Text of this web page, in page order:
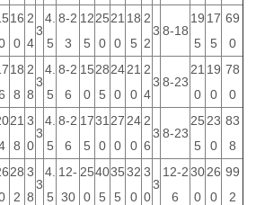
16
0
2
4
3
4.
5
8-2
3
12
5
25
0
21
0
18
5
2
2
3 8-18
19
5
17
5
69
0
18
8
2
8
3
4.
5
8-2
6
15
0
28
5
24
0
21
0
2
4
3 8-23
21
0
19
0
78
0
21
8
3
0
3
4.
5
8-2
6
17
5
31
0
27
0
24
0
2
6
3 8-23
25
5
23
0
83
8
28
2
3
8
3
4.
5
12-
30
25
0
40
5
35
5
32
0
3
0
3
12-2
6
30
0
26
0
99
2